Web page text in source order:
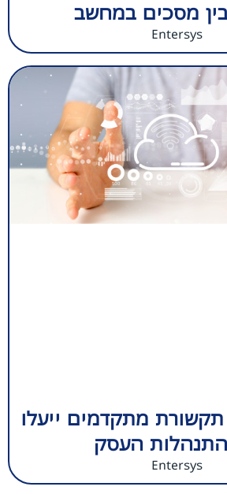
מסכים במחשב
Entersys
תקשורת מתקדמים ייעלו
העסק
Entersys